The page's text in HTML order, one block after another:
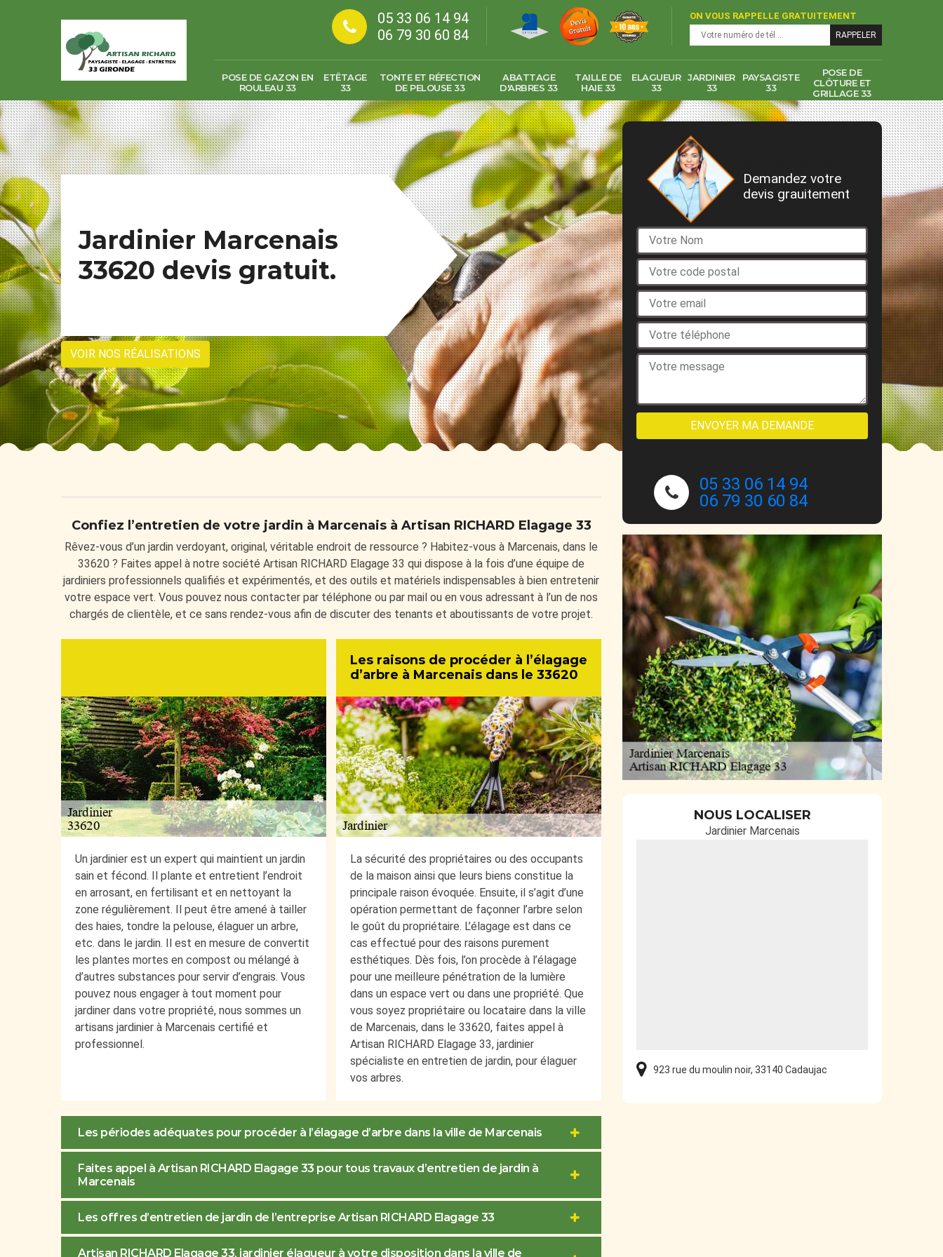
05 33 06 14 94
06 79 30 60 84
ON VOUS RAPPELLE GRATUITEMENT
POSE DE GAZON EN
ROULEAU 33
ETÊTAGE
33
TONTE ET RÉFECTION
DE PELOUSE 33
ABATTAGE
D'ARBRES 33
TAILLE DE
HAIE 33
ELAGUEUR
33
JARDINIER
33
PAYSAGISTE
33
POSE DE
CLÔTURE ET
GRILLAGE 33
Jardinier Marcenais
33620 devis gratuit.
VOIR NOS RÉALISATIONS
Confiez l’entretien de votre jardin à Marcenais à Artisan RICHARD Elagage 33
Rêvez-vous d’un jardin verdoyant, original, véritable endroit de ressource ? Habitez-vous à Marcenais, dans le
33620 ? Faites appel à notre société Artisan RICHARD Elagage 33 qui dispose à la fois d’une équipe de
jardiniers professionnels qualifiés et expérimentés, et des outils et matériels indispensables à bien entretenir
votre espace vert. Vous pouvez nous contacter par téléphone ou par mail ou en vous adressant à l’un de nos
chargés de clientèle, et ce sans rendez-vous afin de discuter des tenants et aboutissants de votre projet.
Un jardinier est un expert qui maintient un jardin
sain et fécond. Il plante et entretient l’endroit
en arrosant, en fertilisant et en nettoyant la
zone régulièrement. Il peut être amené à tailler
des haies, tondre la pelouse, élaguer un arbre,
etc. dans le jardin. Il est en mesure de convertit
les plantes mortes en compost ou mélangé à
d’autres substances pour servir d’engrais. Vous
pouvez nous engager à tout moment pour
jardiner dans votre propriété, nous sommes un
artisans jardinier à Marcenais certifié et
professionnel.
Les raisons de procéder à l’élagage
d’arbre à Marcenais dans le 33620
La sécurité des propriétaires ou des occupants
de la maison ainsi que leurs biens constitue la
principale raison évoquée. Ensuite, il s’agit d’une
opération permettant de façonner l’arbre selon
le goût du propriétaire. L’élagage est dans ce
cas effectué pour des raisons purement
esthétiques. Dès fois, l’on procède à l’élagage
pour une meilleure pénétration de la lumière
dans un espace vert ou dans une propriété. Que
vous soyez propriétaire ou locataire dans la ville
de Marcenais, dans le 33620, faites appel à
Artisan RICHARD Elagage 33, jardinier
spécialiste en entretien de jardin, pour élaguer
vos arbres.
Les périodes adéquates pour procéder à l’élagage d’arbre dans la ville de Marcenais
Faites appel à Artisan RICHARD Elagage 33 pour tous travaux d’entretien de jardin à
Marcenais
Les offres d’entretien de jardin de l’entreprise Artisan RICHARD Elagage 33
Artisan RICHARD Elagage 33, jardinier élagueur à votre disposition dans la ville de
Demandez votre
devis grauitement
05 33 06 14 94
06 79 30 60 84
NOUS LOCALISER
Jardinier Marcenais
923 rue du moulin noir, 33140 Cadaujac